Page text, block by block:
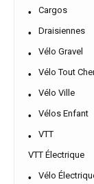
Cargos
Draisiennes
Vélo Gravel
Vélo Tout
Vélo Ville
Vélos Enfant
VTT
VTT Électrique
Vélo